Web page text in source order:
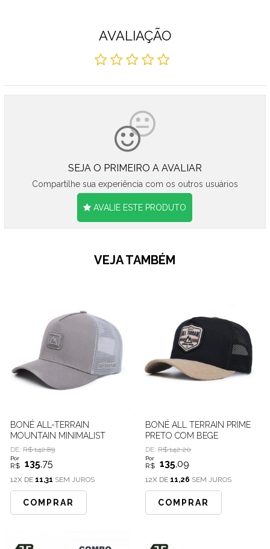
AVALIAÇÃO
SEJA O PRIMEIRO A AVALIAR
Compartilhe sua experiência com os outros usuários
AVALIE ESTE PRODUTO
VEJA TAMBÉM
BONÉ ALL-TERRAIN
MOUNTAIN MINIMALIST
CINZA ATR461
DE:R$ 142.89
Por
R$ 135 ,75
12X DE 11,31 SEM JUROS
COMPRAR
BONÉ ALL TERRAIN PRIME
PRETO COM BEGE
DE:R$ 142.20
Por
R$ 135,09
12X DE 11,26 SEM JUROS
COMPRAR